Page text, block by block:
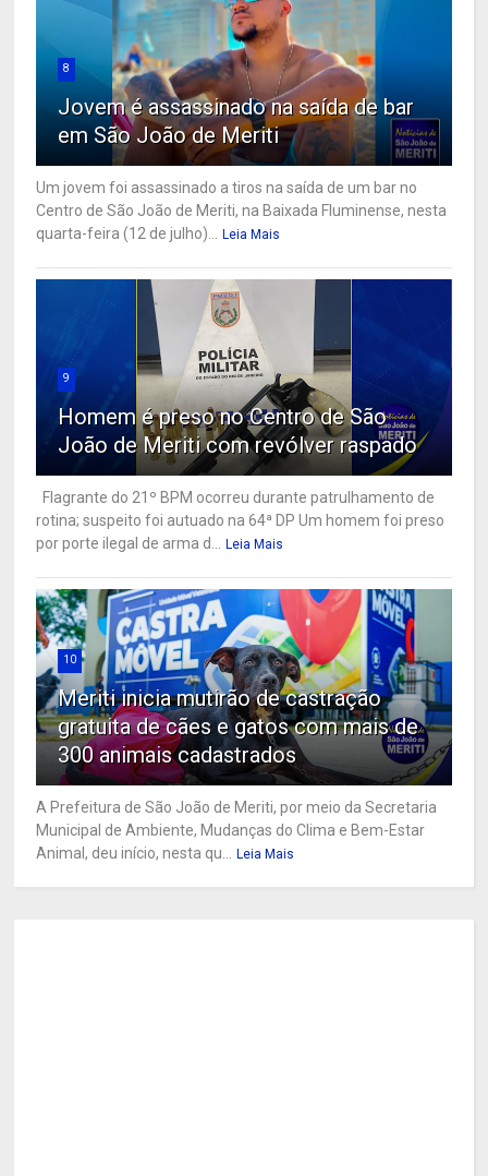
8
Jovem é assassinado na saída de bar
em São João de Meriti
Um jovem foi assassinado a tiros na saída de um bar no
Centro de São João de Meriti, na Baixada Fluminense, nesta
quarta-feira (12 de julho)... Leia Mais
9
Homem é preso no Centro de São
João de Meriti com revólver raspado
Flagrante do 21º BPM ocorreu durante patrulhamento de
rotina; suspeito foi autuado na 64ª DP Um homem foi preso
por porte ilegal de arma d... Leia Mais
10
Meriti inicia mutirão de castração
gratuita de cães e gatos com mais de
300 animais cadastrados
A Prefeitura de São João de Meriti, por meio da Secretaria
Municipal de Ambiente, Mudanças do Clima e Bem-Estar
Animal, deu início, nesta qu... Leia Mais